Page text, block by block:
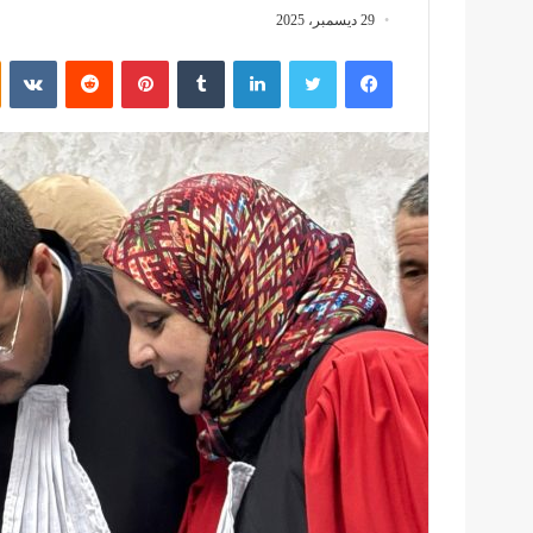
29 ديسمبر، 2025
فيسبوك تويتر لينكدإن بينتيريست